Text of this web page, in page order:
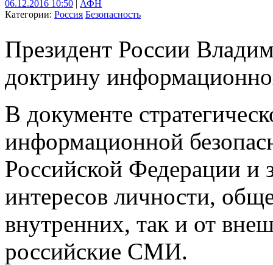
06.12.2016 10:50 | АФН
Категории: Россия Безопасность
Президент России
доктрину
В документе
информационной
Российской Федерации
интересов личности,
внутренних, так и от
российские СМИ.